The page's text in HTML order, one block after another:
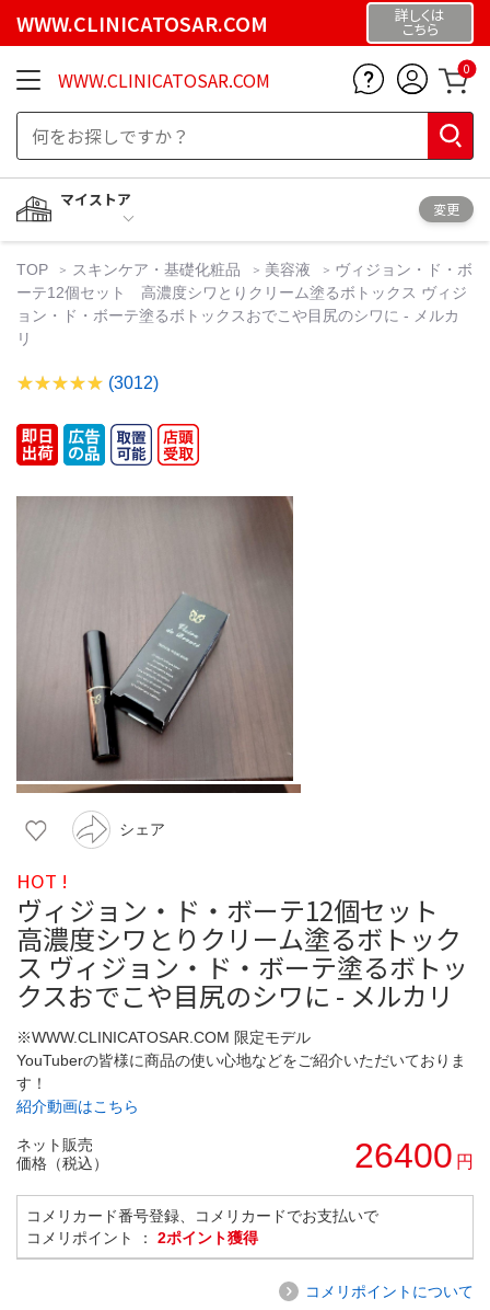
WWW.CLINICATOSAR.COM 詳しくは
こちら
WWW.CLINICATOSAR.COM 0
マイストア
変更
TOP スキンケア・基礎化粧品 美容液
ヴィジョン・ド・ボ
ーテ12個セット 高濃度シワとりクリーム塗るボトックス ヴィジ
ョン・ド・ボーテ塗るボトックスおでこや目尻のシワに - メルカ
リ
(3012)
シェア
HOT !
ヴィジョン・ド・ボーテ12個セット
高濃度シワとりクリーム塗るボトック
ス ヴィジョン・ド・ボーテ塗るボトッ
クスおでこや目尻のシワに - メルカリ
※WWW.CLINICATOSAR.COM 限定モデル
YouTuberの皆様に商品の使い心地などをご紹介いただいておりま
す！
紹介動画はこちら
ネット販売
価格（税込）
26400 円
コメリカード番号登録、コメリカードでお支払いで
コメリポイント ： 2ポイント獲得
コメリポイントについて